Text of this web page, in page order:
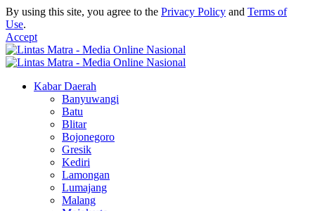
By using this site, you agree to the Privacy Policy and Terms of
Use.
Accept
Kabar Daerah
Banyuwangi
Batu
Blitar
Bojonegoro
Gresik
Kediri
Lamongan
Lumajang
Malang